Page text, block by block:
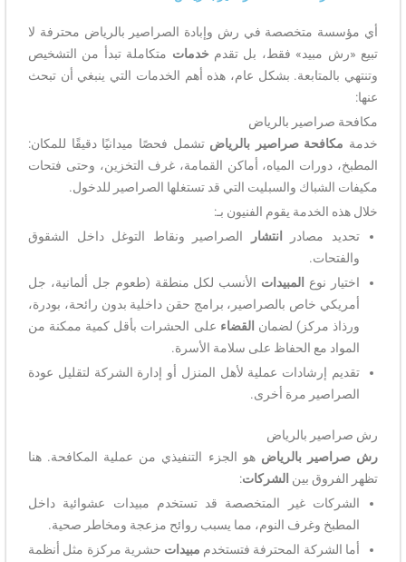
أي مؤسسة متخصصة في رش وإبادة الصراصير بالرياض محترفة لا
تبيع «رش مبيد» فقط، بل تقدم خدماتمتكاملة تبدأ من التشخيص
وتنتهي بالمتابعة. بشكل عام، هذه أهم الخدمات التي ينبغي أن تبحث
عنها:
مكافحة صراصير بالرياض
خدمة مكافحة صراصير بالرياضتشمل فحصًا ميدانيًا دقيقًا للمكان:
المطبخ، دورات المياه، أماكن القمامة، غرف التخزين، وحتى فتحات
مكيفات الشباك والسبليت التي قد تستغلها الصراصير للدخول.
خلال هذه الخدمة يقوم الفنيون بـ:
تحديد مصادر
انتشار الصراصير ونقاط التوغل داخل الشقوق
والفتحات.
اختيار نوع
المبيداتالأنسب لكل منطقة (طعوم جل ألمانية، جل
أمريكي خاص بالصراصير، برامج حقن داخلية بدون رائحة، بودرة،
ورذاذ مركز) لضمان القضاءعلى الحشرات بأقل كمية ممكنة من
المواد مع الحفاظ على سلامة الأسرة.
تقديم إرشادات عملية لأهل المنزل أو إدارة الشركة لتقليل عودة
الصراصير مرة أخرى.
رش صراصير بالرياض
رش صراصير بالرياضهو الجزء التنفيذي من عملية المكافحة. هنا
تظهر الفروق بين الشركات:
الشركات غير المتخصصة قد تستخدم مبيدات عشوائية داخل
المطبخ وغرف النوم، مما يسبب روائح مزعجة ومخاطر صحية.
أما الشركة المحترفة فتستخدم مبيداتحشرية مركزة مثل أنظمة